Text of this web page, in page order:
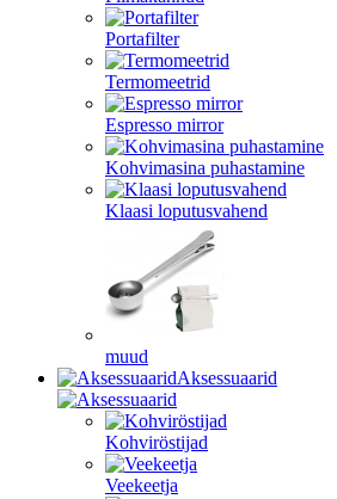
Portafilter
Termomeetrid
Espresso mirror
Kohvimasina puhastamine
Klaasi loputusvahend
muud
Aksessuaarid
Kohviröstijad
Veekeetja